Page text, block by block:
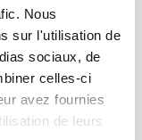
Nous
sur l'utilisation de
sociaux, de
celles-ci
avez fournies
de leurs
utilisé pour
la façon dont le